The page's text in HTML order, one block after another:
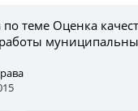
по теме Оценка